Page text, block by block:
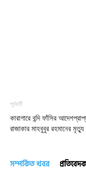
পূর্ববর্তী
কারাগারে বন্দি ফাঁসির
রাজাকার মাহবুবুর রহমানের মৃত্যু
সম্পর্কিত খবর